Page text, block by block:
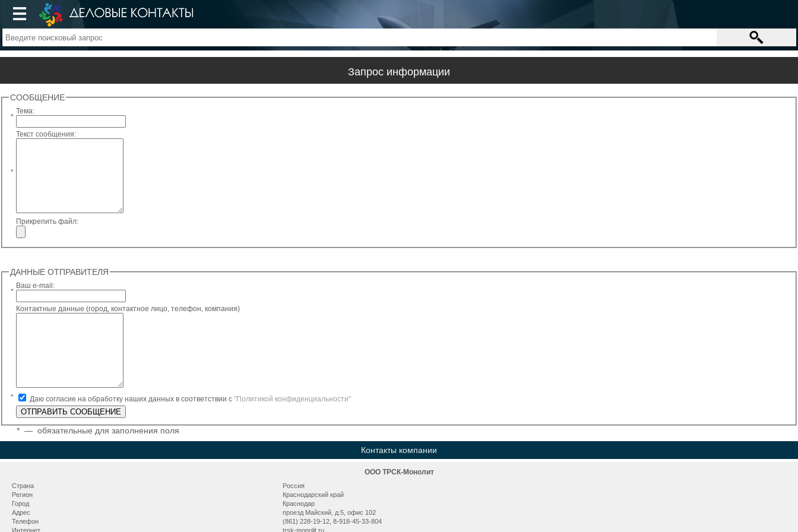
Запрос информации
СООБЩЕНИЕ
*
Тема:
*
Текст сообщения:
Прикрепить файл:
ДАННЫЕ ОТПРАВИТЕЛЯ
*
Ваш e-mail:
Контактные данные (город, контактное лицо, телефон, компания)
* Даю согласие на обработку наших данных в соответствии с "Политикой конфиденциальности"
* — обязательные для заполнения поля
Контакты компании
ООО ТРСК-Монолит
Страна
Россия
Регион
Краснодарский край
Город
Краснодар
Адрес
проезд Майский, д.5, офис 102
Телефон
(861) 228-19-12, 8-918-45-33-804
Интернет
trsk-monolit.ru